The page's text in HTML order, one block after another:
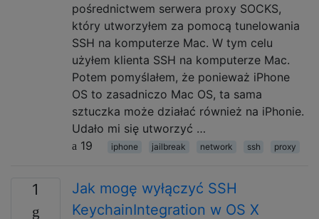
pośrednictwem serwera proxy SOCKS,
który utworzyłem za pomocą tunelowania
SSH na komputerze Mac. W tym celu
użyłem klienta SSH na komputerze Mac.
Potem pomyślałem, że ponieważ iPhone
OS to zasadniczo Mac OS, ta sama
sztuczka może działać również na iPhonie.
Udało mi się utworzyć …
19
iphone jailbreak network ssh proxy
1
Jak mogę wyłączyć SSH
KeychainIntegration w OS X